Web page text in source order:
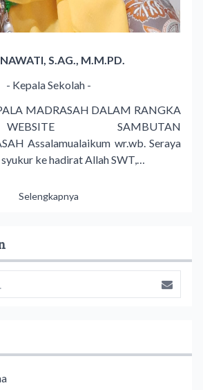
S.AG., M.M.PD.
- Kepala Sekolah -
MADRASAH DALAM RANGKA
WEBSITE SAMBUTAN
Assalamualaikum wr.wb. Seraya
ke hadirat Allah SWT,…
Selengkapnya